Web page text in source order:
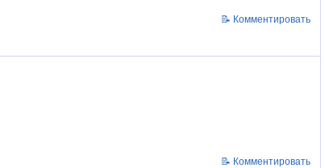
📝 Комментировать
📝 Комментировать